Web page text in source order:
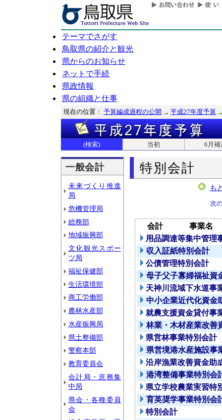
テーマでさがす
鳥取県の紹介と観光
県からのお知らせ
ネットで手続
県政情報
県の組織と仕事
現在の位置： 予算編成過程の公開 平成27年度予算
(検索) 当初 6月補
一般会計
未来づくり推進
局
危機管理局
総務部
地域振興部
文化観光スポー
ツ局
福祉保健部
生活環境部
商工労働部
農林水産部
水産振興局
県土整備部
警察本部
教育委員会
会計局・庶務集
中局
県会・各種委員
会
特別会計
も
次
会計
事業名
用品調達等集中管理
収入証紙特別会計
公債管理特別会計
母子父子寡婦福祉資
天神川流域下水道事
中小企業近代化資金
就農支援資金貸付事
林業・木材産業改善
県営林事業特別会計
県営境港水産施設事
沿岸漁業改善資金助
港湾整備事業特別会
県立学校農業実習特
育英奨学事業特別会
特別会計